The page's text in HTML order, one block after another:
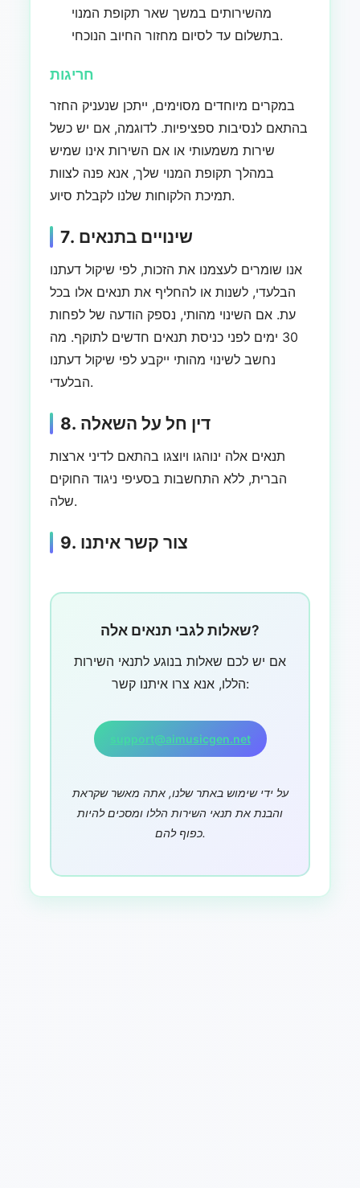
מהשירותים במשך שאר תקופת המנוי
בתשלום עד לסיום מחזור החיוב הנוכחי.
חריגות
במקרים מיוחדים מסוימים, ייתכן שנעניק החזר
בהתאם לנסיבות ספציפיות. לדוגמה, אם יש כשל
שירות משמעותי או אם השירות אינו שמיש
במהלך תקופת המנוי שלך, אנא פנה לצוות
תמיכת הלקוחות שלנו לקבלת סיוע.
7. שינויים בתנאים
אנו שומרים לעצמנו את הזכות, לפי שיקול דעתנו
הבלעדי, לשנות או להחליף את תנאים אלו בכל
עת. אם השינוי מהותי, נספק הודעה של לפחות
30 ימים לפני כניסת תנאים חדשים לתוקף. מה
נחשב לשינוי מהותי ייקבע לפי שיקול דעתנו
הבלעדי.
8. דין חל על השאלה
תנאים אלה ינוהגו ויוצגו בהתאם לדיני ארצות
הברית, ללא התחשבות בסעיפי ניגוד החוקים
שלה.
9. צור קשר איתנו
שאלות לגבי תנאים אלה?
אם יש לכם שאלות בנוגע לתנאי השירות
הללו, אנא צרו איתנו קשר:
support@aimusicgen.net
על ידי שימוש באתר שלנו, אתה מאשר שקראת
והבנת את תנאי השירות הללו ומסכים להיות
כפוף להם.